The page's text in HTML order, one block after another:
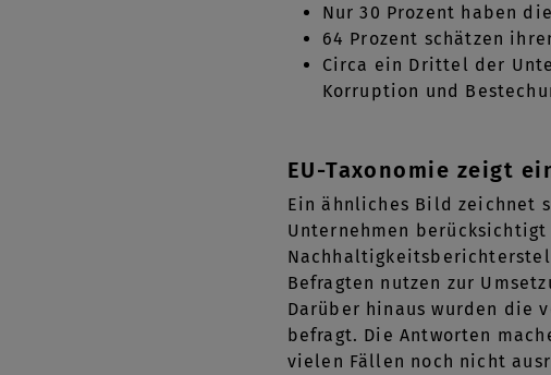
Nur 30 Prozent haben
64 Prozent schätzen
Circa ein Drittel der
Korruption und
EU-Taxonomie zeigt
Ein ähnliches Bild zeichnet
Unternehmen
Befragten nutzen zur
Darüber hinaus wurden die
befragt. Die Antworten
vielen Fällen noch nicht